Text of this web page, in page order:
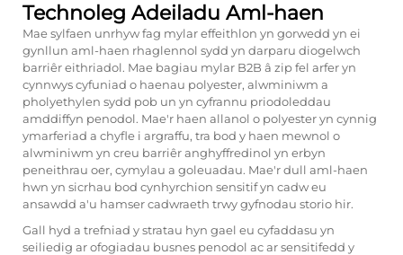
Technoleg Adeiladu Aml-haen
Mae sylfaen unrhyw fag mylar effeithlon yn gorwedd yn ei
gynllun aml-haen rhaglennol sydd yn darparu diogelwch
barriêr eithriadol. Mae bagiau mylar B2B â zip fel arfer yn
cynnwys cyfuniad o haenau polyester, alwminiwm a
pholyethylen sydd pob un yn cyfrannu priodoleddau
amddiffyn penodol. Mae'r haen allanol o polyester yn cynnig
ymarferiad a chyfle i argraffu, tra bod y haen mewnol o
alwminiwm yn creu barriêr anghyffredinol yn erbyn
peneithrau oer, cymylau a goleuadau. Mae'r dull aml-haen
hwn yn sicrhau bod cynhyrchion sensitif yn cadw eu
ansawdd a'u hamser cadwraeth trwy gyfnodau storio hir.
Gall hyd a trefniad y stratau hyn gael eu cyfaddasu yn
seiliedig ar ofogiadau busnes penodol ac ar sensitifedd y